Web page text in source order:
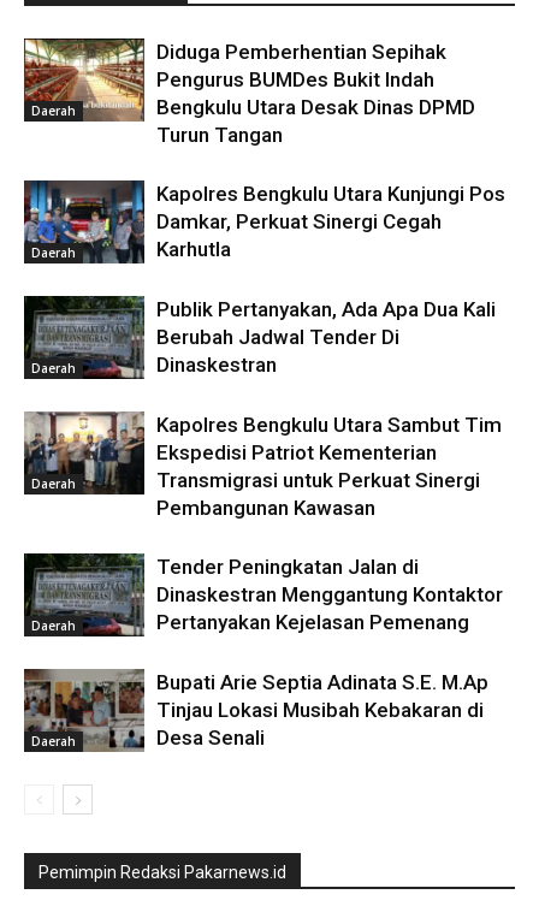
Daerah
Diduga Pemberhentian Sepihak
Pengurus BUMDes Bukit Indah
Bengkulu Utara Desak Dinas DPMD
Turun Tangan
Daerah
Kapolres Bengkulu Utara Kunjungi Pos
Damkar, Perkuat Sinergi Cegah
Karhutla
Daerah
Publik Pertanyakan, Ada Apa Dua Kali
Berubah Jadwal Tender Di
Dinaskestran
Daerah
Kapolres Bengkulu Utara Sambut Tim
Ekspedisi Patriot Kementerian
Transmigrasi untuk Perkuat Sinergi
Pembangunan Kawasan
Daerah
Tender Peningkatan Jalan di
Dinaskestran Menggantung Kontaktor
Pertanyakan Kejelasan Pemenang
Daerah
Bupati Arie Septia Adinata S.E. M.Ap
Tinjau Lokasi Musibah Kebakaran di
Desa Senali
Pemimpin Redaksi Pakarnews.id